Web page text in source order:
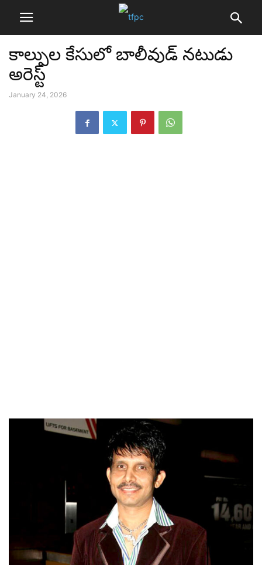
కాల్పుల కేసులో బాలీవుడ్ నటుడు
అరెస్ట్
January 24, 2026